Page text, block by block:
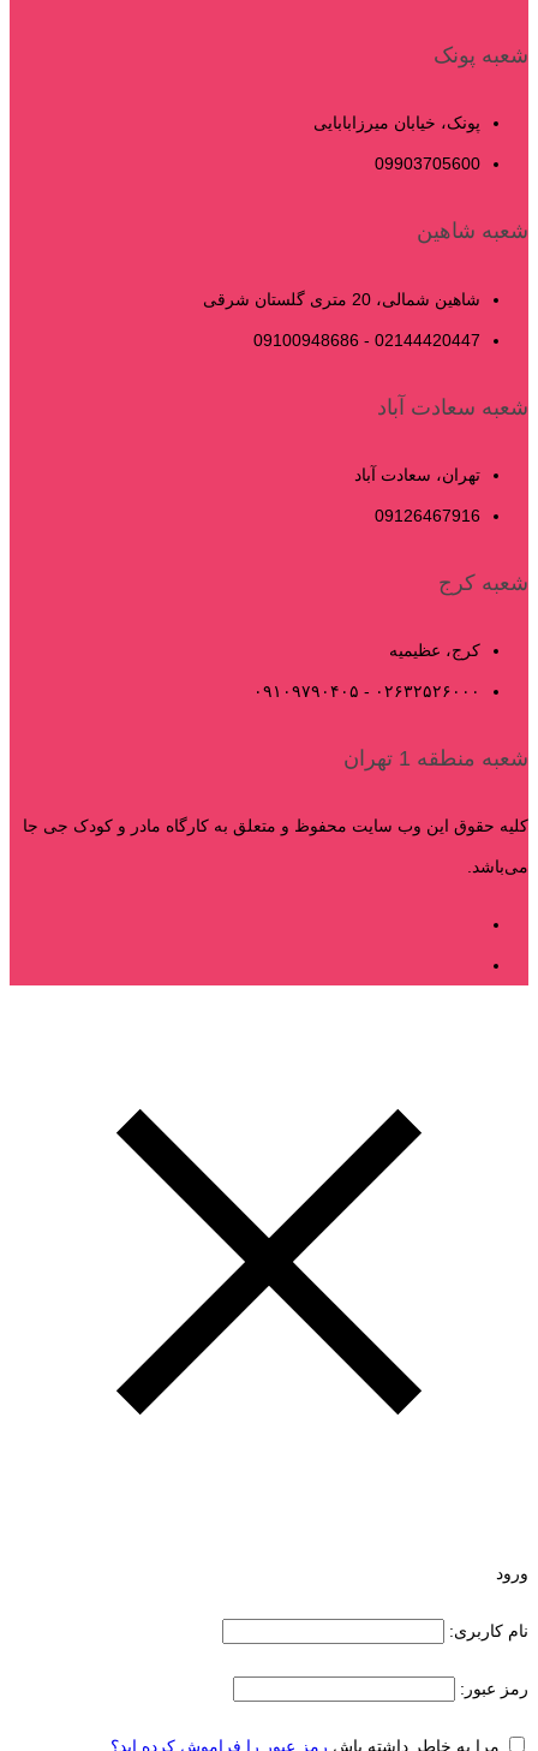
شعبه پونک
پونک، خیابان میرزابابایی
09903705600
شعبه شاهین
شاهین شمالی، 20 متری گلستان شرقی
02144420447 - 09100948686
شعبه سعادت آباد
تهران، سعادت آباد
09126467916
شعبه کرج
کرج، عظیمیه
۰۲۶۳۲۵۲۶۰۰۰ - ۰۹۱۰۹۷۹۰۴۰۵
شعبه منطقه 1 تهران
کلیه حقوق این وب سایت محفوظ و متعلق به کارگاه مادر و کودک جی جا
می‌باشد.
ورود
نام کاربری:
رمز عبور:
مرا به خاطر داشته باش رمز عبور را فراموش کرده اید؟